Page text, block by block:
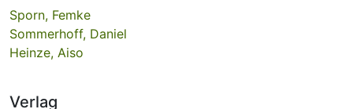
Sporn, Femke
Sommerhoff, Daniel
Heinze, Aiso
Verlag